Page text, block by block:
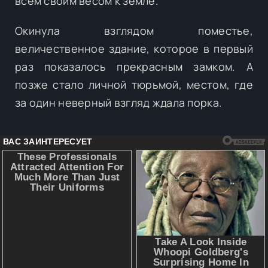
Окинула взглядом поместье,
величественное здание, которое в первый
раз показалось прекрасным замком. А
позже стало личной тюрьмой, местом, где
за один неверный взгляд ждала порка.